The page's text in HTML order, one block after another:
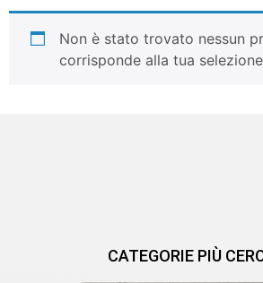
Non è stato trovato nessun
corrisponde alla tua
CATEGORIE PIÙ